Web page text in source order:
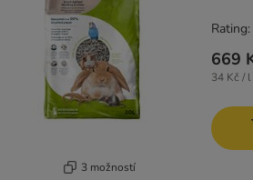
3 možností
669
34 Kč / l